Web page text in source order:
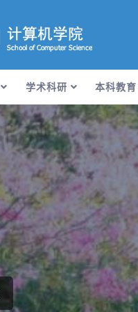
学术科研 本科教育